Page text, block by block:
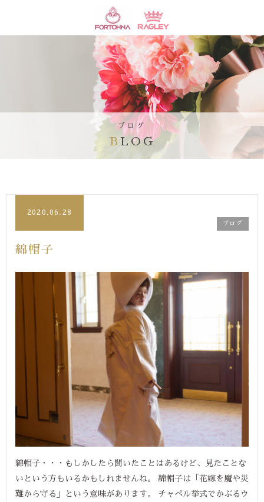
ブログ
BLOG
2020.06.28
ブログ
綿帽子
綿帽子・・・もしかしたら聞いたことはあるけど、見たことな
いという方もいるかもしれませんね。 綿帽子は「花嫁を魔や災
難から守る」という意味があります。 チャペル挙式でかぶるウ